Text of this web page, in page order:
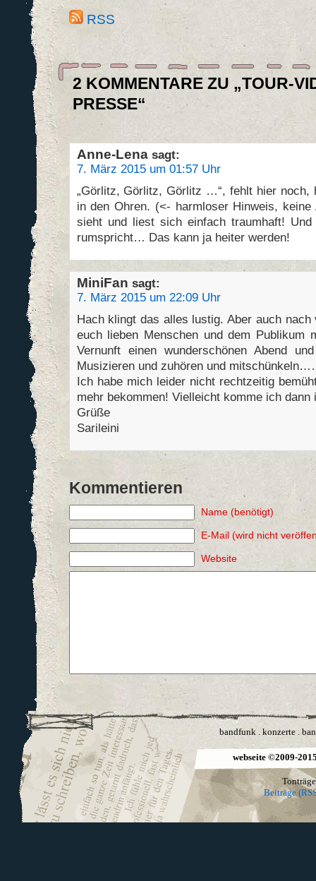
RSS
2 KOMMENTARE ZU „TOUR-
PRESSE“
Anne-Lena sagt:
7. März 2015 um 01:57 Uhr
„Görlitz, Görlitz, Görlitz …“, fehlt hier noch,
in den Ohren. (<- harmloser Hinweis,
sieht und liest sich einfach traumhaft!
rumspricht… Das kann ja heiter werden!
MiniFan sagt:
7. März 2015 um 22:09 Uhr
Hach klingt das alles lustig. Aber auch
euch lieben Menschen und dem Publikum
Vernunft einen wunderschönen Abend
Musizieren und zuhören und
Ich habe mich leider nicht rechtzeitig
mehr bekommen! Vielleicht komme ich
Grüße
Sarileini
Kommentieren
Name (benötigt)
E-Mail (wird nicht
Website
bandfunk. konzerte.
webseite ©2009-
Beiträge